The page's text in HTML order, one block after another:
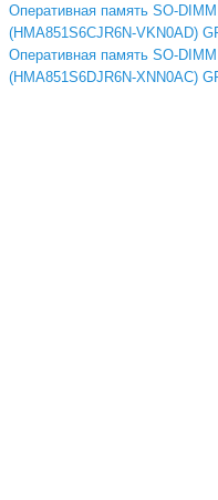
Оперативная память SO-
(HMA851S6CJR6N-VKN0AD)
Оперативная память SO-
(HMA851S6DJR6N-XNN0AC)